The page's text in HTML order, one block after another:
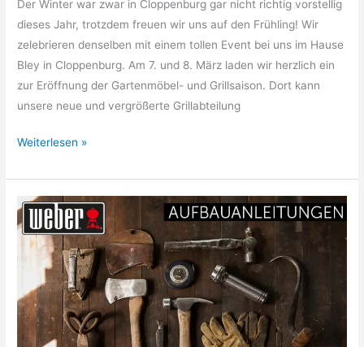
Der Winter war zwar in Cloppenburg gar nicht richtig vorstellig
dieses Jahr, trotzdem freuen wir uns auf den Frühling! Wir
zelebrieren denselben mit einem tollen Event bei uns im Hause
Bley in Cloppenburg. Am 7. und 8. März laden wir herzlich ein
zur Eröffnung der Gartenmöbel- und Grillsaison. Dort kann
unsere neue und vergrößerte Grillabteilung
Bley
7.
+
8.
März
Weiterlesen »